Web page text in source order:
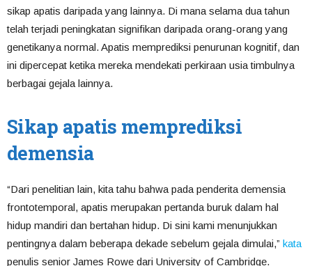
sikap apatis daripada yang lainnya. Di mana selama dua tahun
telah terjadi peningkatan signifikan daripada orang-orang yang
genetikanya normal. Apatis memprediksi penurunan kognitif, dan
ini dipercepat ketika mereka mendekati perkiraan usia timbulnya
berbagai gejala lainnya.
Sikap apatis memprediksi
demensia
“Dari penelitian lain, kita tahu bahwa pada penderita demensia
frontotemporal, apatis merupakan pertanda buruk dalam hal
hidup mandiri dan bertahan hidup. Di sini kami menunjukkan
pentingnya dalam beberapa dekade sebelum gejala dimulai,” kata
penulis senior James Rowe dari University of Cambridge.